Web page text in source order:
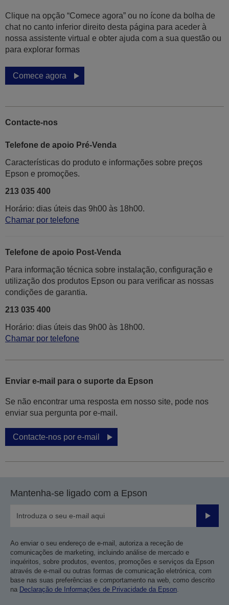
Clique na opção “Comece agora” ou no ícone da bolha de
chat no canto inferior direito desta página para aceder à
nossa assistente virtual e obter ajuda com a sua questão ou
para explorar formas
Comece agora
Contacte-nos
Telefone de apoio Pré-Venda
Características do produto e informações sobre preços
Epson e promoções.
213 035 400
Horário: dias úteis das 9h00 às 18h00.
Chamar por telefone
Telefone de apoio Post-Venda
Para informação técnica sobre instalação, configuração e
utilização dos produtos Epson ou para verificar as nossas
condições de garantia.
213 035 400
Horário: dias úteis das 9h00 às 18h00.
Chamar por telefone
Enviar e-mail para o suporte da Epson
Se não encontrar uma resposta em nosso site, pode nos
enviar sua pergunta por e-mail.
Contacte-nos por e-mail
Mantenha-se ligado com a Epson
Enviar
Ao enviar o seu endereço de e-mail, autoriza a receção de
comunicações de marketing, incluindo análise de mercado e
inquéritos, sobre produtos, eventos, promoções e serviços da Epson
através de e-mail ou outras formas de comunicação eletrónica, com
base nas suas preferências e comportamento na web, como descrito
na Declaração de Informações de Privacidade da Epson.